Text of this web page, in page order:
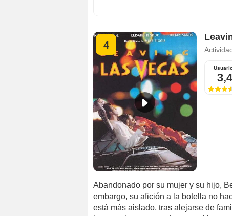
4
3,4
Abandonado por su mujer y su hijo,
embargo, su afición a la botella no
está más aislado, tras alejarse de